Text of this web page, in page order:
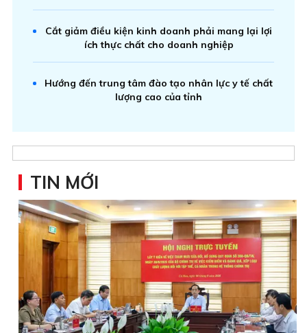
Cắt giảm điều kiện kinh doanh phải mang lại lợi
ích thực chất cho doanh nghiệp
Hướng đến trung tâm đào tạo nhân lực y tế chất
lượng cao của tỉnh
TIN MỚI